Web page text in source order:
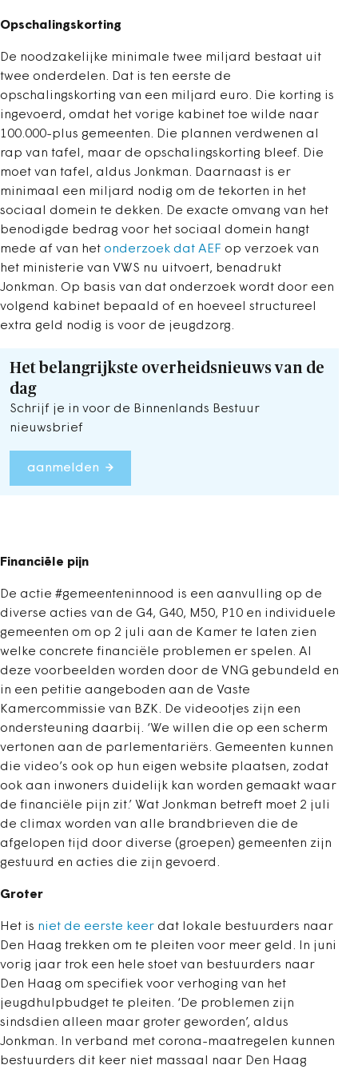
Opschalingskorting
De noodzakelijke minimale twee miljard bestaat uit
twee onderdelen. Dat is ten eerste de
opschalingskorting van een miljard euro. Die korting is
ingevoerd, omdat het vorige kabinet toe wilde naar
100.000-plus gemeenten. Die plannen verdwenen al
rap van tafel, maar de opschalingskorting bleef. Die
moet van tafel, aldus Jonkman. Daarnaast is er
minimaal een miljard nodig om de tekorten in het
sociaal domein te dekken. De exacte omvang van het
benodigde bedrag voor het sociaal domein hangt
mede af van het onderzoek dat AEF op verzoek van
het ministerie van VWS nu uitvoert, benadrukt
Jonkman. Op basis van dat onderzoek wordt door een
volgend kabinet bepaald of en hoeveel structureel
extra geld nodig is voor de jeugdzorg.
Het belangrijkste overheidsnieuws van de
dag
Schrijf je in voor de Binnenlands Bestuur
nieuwsbrief
aanmelden
Financiële pijn
De actie #gemeenteninnood is een aanvulling op de
diverse acties van de G4, G40, M50, P10 en individuele
gemeenten om op 2 juli aan de Kamer te laten zien
welke concrete financiële problemen er spelen. Al
deze voorbeelden worden door de VNG gebundeld en
in een petitie aangeboden aan de Vaste
Kamercommissie van BZK. De videootjes zijn een
ondersteuning daarbij. ‘We willen die op een scherm
vertonen aan de parlementariërs. Gemeenten kunnen
die video’s ook op hun eigen website plaatsen, zodat
ook aan inwoners duidelijk kan worden gemaakt waar
de financiële pijn zit.’ Wat Jonkman betreft moet 2 juli
de climax worden van alle brandbrieven die de
afgelopen tijd door diverse (groepen) gemeenten zijn
gestuurd en acties die zijn gevoerd.
Groter
Het is niet de eerste keer dat lokale bestuurders naar
Den Haag trekken om te pleiten voor meer geld. In juni
vorig jaar trok een hele stoet van bestuurders naar
Den Haag om specifiek voor verhoging van het
jeugdhulpbudget te pleiten. ‘De problemen zijn
sindsdien alleen maar groter geworden’, aldus
Jonkman. In verband met corona-maatregelen kunnen
bestuurders dit keer niet massaal naar Den Haag